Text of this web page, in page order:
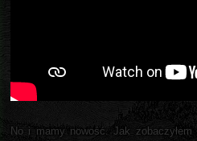
No i mamy nowość. Jak